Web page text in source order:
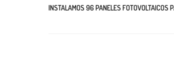
INSTALAMOS 96 PANELES FOTOVOLTAICOS